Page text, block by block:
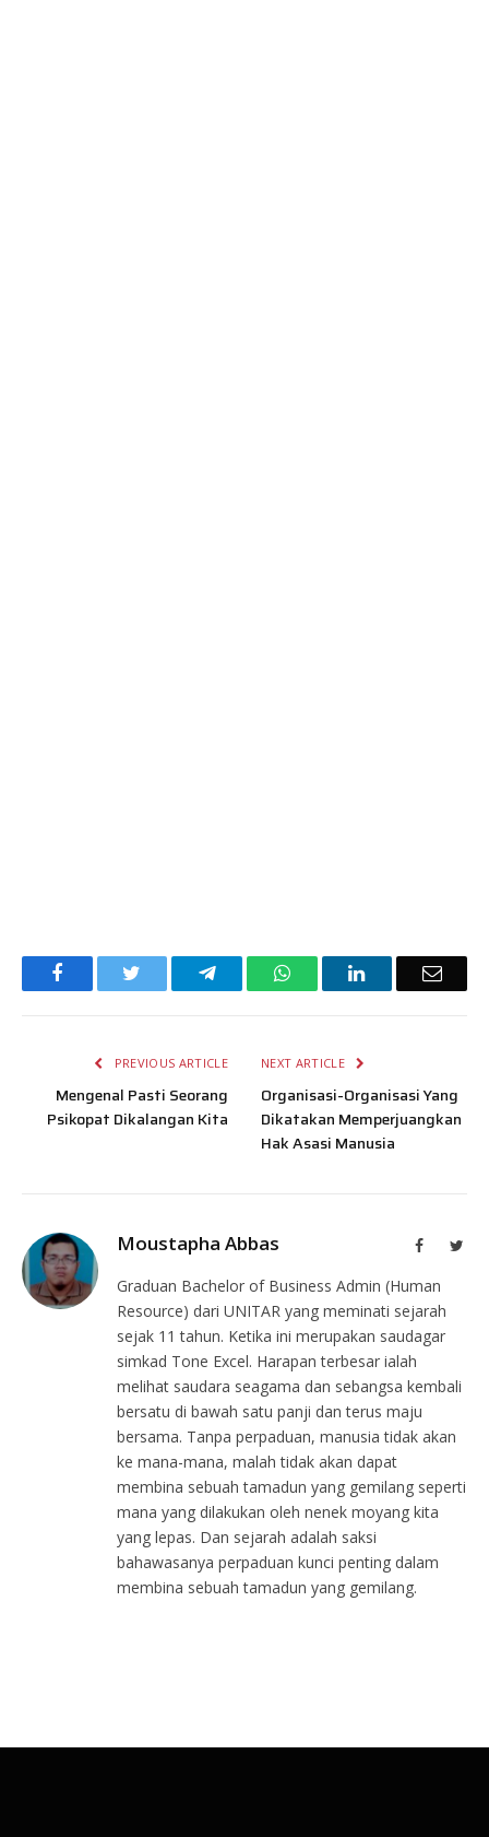
Facebook TelegramWhatsAppLinkedIn Email
PREVIOUS ARTICLE
Mengenal Pasti Seorang
Psikopat Dikalangan Kita
NEXT ARTICLE
Organisasi-Organisasi Yang
Dikatakan Memperjuangkan
Hak Asasi Manusia
Moustapha Abbas Facebook
Graduan Bachelor of Business Admin (Human
Resource) dari UNITAR yang meminati sejarah
sejak 11 tahun. Ketika ini merupakan saudagar
simkad Tone Excel. Harapan terbesar ialah
melihat saudara seagama dan sebangsa kembali
bersatu di bawah satu panji dan terus maju
bersama. Tanpa perpaduan, manusia tidak akan
ke mana-mana, malah tidak akan dapat
membina sebuah tamadun yang gemilang seperti
mana yang dilakukan oleh nenek moyang kita
yang lepas. Dan sejarah adalah saksi
bahawasanya perpaduan kunci penting dalam
membina sebuah tamadun yang gemilang.